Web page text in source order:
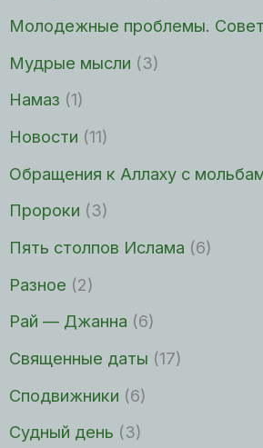
Молодежные проблемы.
Мудрые мысли (3)
Намаз (1)
Новости (11)
Обращения к Аллаху с
Пророки (3)
Пять столпов Ислама (6)
Разное (2)
Рай — Джанна (6)
Священные даты (17)
Сподвижники (6)
Судный день (3)